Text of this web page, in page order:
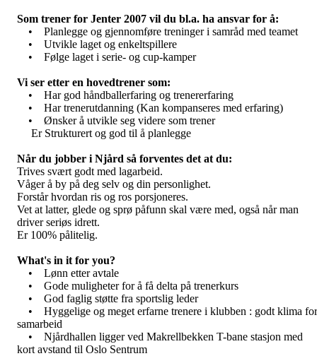
Som trener for Jenter 2007 vil du bl.a. ha ansvar for å:
• Planlegge og gjennomføre treninger i samråd med teamet
• Utvikle laget og enkeltspillere
• Følge laget i serie- og cup-kamper
Vi ser etter en hovedtrener som:
• Har god håndballerfaring og trenererfaring
• Har trenerutdanning (Kan kompanseres med erfaring)
• Ønsker å utvikle seg videre som trener
Er Strukturert og god til å planlegge
Når du jobber i Njård så forventes det at du:
Trives svært godt med lagarbeid.
Våger å by på deg selv og din personlighet.
Forstår hvordan ris og ros porsjoneres.
Vet at latter, glede og sprø påfunn skal være med, også når man
driver seriøs idrett.
Er 100% pålitelig.
What's in it for you?
• Lønn etter avtale
• Gode muligheter for å få delta på trenerkurs
• God faglig støtte fra sportslig leder
• Hyggelige og meget erfarne trenere i klubben : godt klima for
samarbeid
• Njårdhallen ligger ved Makrellbekken T-bane stasjon med
kort avstand til Oslo Sentrum